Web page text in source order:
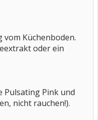
Küchenboden.
oder ein
Pulsating Pink und
nicht rauchen!).